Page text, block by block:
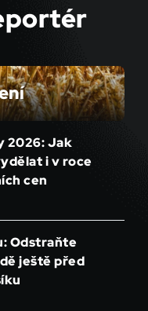
2026: Jak
i v roce
cen
Odstraňte
ještě před